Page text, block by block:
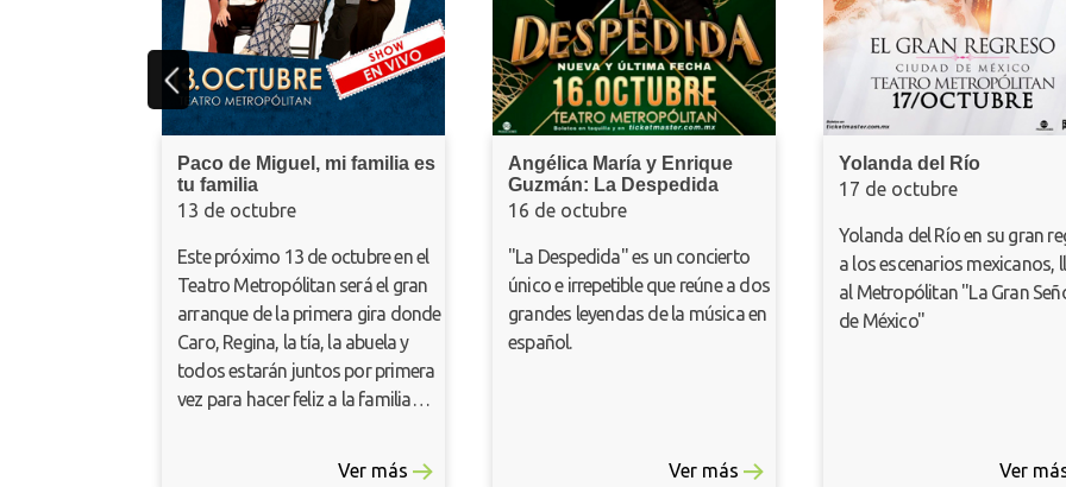
Paco de Miguel, mi familia es
tu familia
13 de octubre
Este próximo 13 de octubre en el
Teatro Metropólitan será el gran
arranque de la primera gira donde
Caro, Regina, la tía, la abuela y
todos estarán juntos por primera
vez para hacer feliz a la familia
Ver más
Angélica María y Enrique
Guzmán: La Despedida
16 de octubre
"La Despedida" es un concierto
único e irrepetible que reúne a dos
grandes leyendas de la música en
español.
Ver más
Yolanda del Río
17 de octubre
Yolanda del Río en su gran regreso
a los escenarios mexicanos, llega
al Metropólitan "La Gran Señora
de México"
Ver más